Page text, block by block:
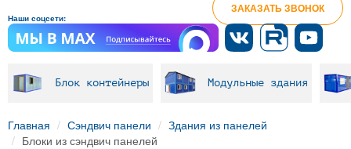
ЗАКАЗАТЬ ЗВОНОК
Наши соцсети:
Блок контейнеры Модульные здания
Главная Сэндвич панели
Здания из панелей
Блоки из сэндвич панелей